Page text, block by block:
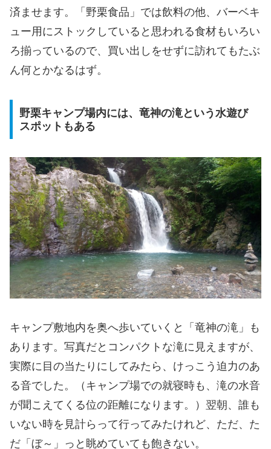
済ませます。「野栗食品」では飲料の他、バーベキ
ュー用にストックしていると思われる食材もいろい
ろ揃っているので、買い出しをせずに訪れてもたぶ
ん何とかなるはず。
野栗キャンプ場内には、竜神の滝という水遊び
スポットもある
キャンプ敷地内を奥へ歩いていくと「竜神の滝」も
あります。写真だとコンパクトな滝に見えますが、
実際に目の当たりにしてみたら、けっこう迫力のあ
る音でした。（キャンプ場での就寝時も、滝の水音
が聞こえてくる位の距離になります。）翌朝、誰も
いない時を見計らって行ってみたけれど、ただ、た
だ「ぼ～」っと眺めていても飽きない。